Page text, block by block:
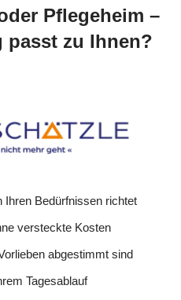
Pflegeheim –
passt zu Ihnen?
Ihren Bedürfnissen richtet
versteckte Kosten
abgestimmt sind
Tagesablauf